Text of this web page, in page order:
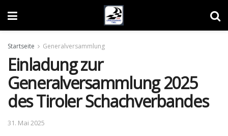
Startseite Generalversammlung
Einladung zur
Generalversammlung 2025
des Tiroler Schachverbandes
31. Mai 2025